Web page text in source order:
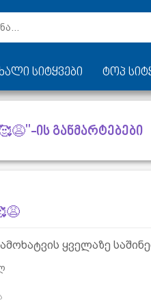
სიტყვები ტოპ
ის განმარტებები
ყველაზე